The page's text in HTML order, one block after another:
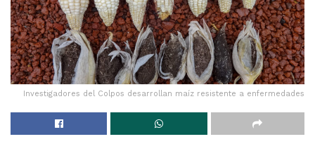
Investigadores del Colpos desarrollan maíz resistente a enfermedades